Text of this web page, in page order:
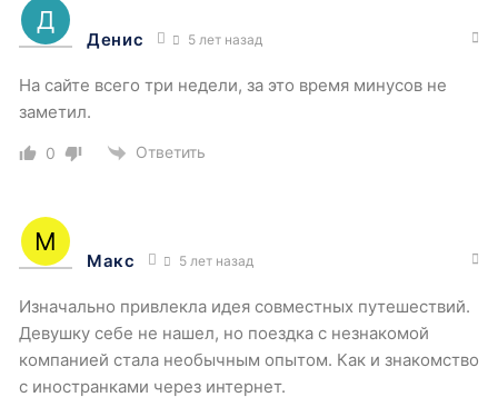
Денис 5 лет назад
На сайте всего три недели, за это время минусов не
заметил.
0 Ответить
Макс 5 лет назад
Изначально привлекла идея совместных путешествий.
Девушку себе не нашел, но поездка с незнакомой
компанией стала необычным опытом. Как и знакомство
с иностранками через интернет.